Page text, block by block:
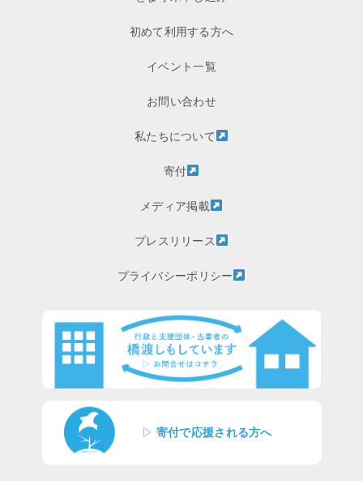
初めて利用する方へ
イベント一覧
お問い合わせ
私たちについて
寄付
メディア掲載
プレスリリース
プライバシーポリシー
▷ 寄付で応援される方へ